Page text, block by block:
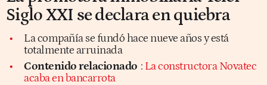
Siglo XXI se declara en quiebra
La compañía se fundó hace nueve años y está
totalmente arruinada
Contenido relacionado : La constructora Novatec
acaba en bancarrota